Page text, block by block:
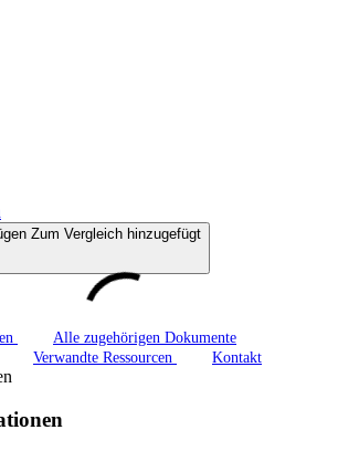
Zum Vergleich hinzugefügt
Alle zugehörigen Dokumente
Verwandte Ressourcen Kontakt